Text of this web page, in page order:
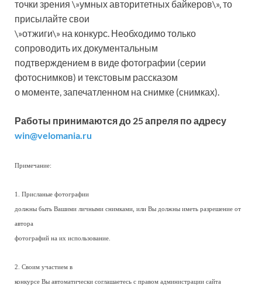
точки зрения \»умных авторитетных байкеров\», то
присылайте свои
\»отжиги\» на конкурс. Необходимо только
сопроводить их документальным
подтверждением в виде фотографии (серии
фотоснимков) и текстовым рассказом
о моменте, запечатленном на снимке (снимках).
Работы принимаются до 25 апреля по адресу
win@velomania.ru
Примечание:
1. Присланые фотографии
должны быть Вашими личными снимками, или Вы должны иметь разрешение от
автора
фотографий на их использование.
2. Своим участием в
конкурсе Вы автоматически соглашаетесь с правом администрации сайта